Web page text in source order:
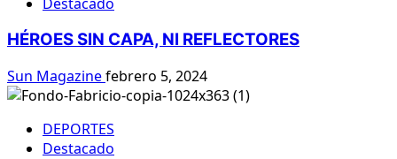
HÉROES SIN CAPA, NI REFLECTORES
Sun Magazinefebrero 5, 2024
DEPORTES
Destacado